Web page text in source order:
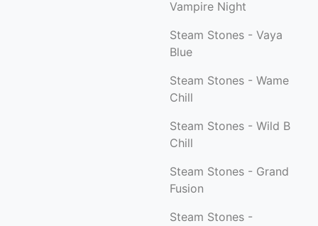
Vampire Night
Steam Stones - Vaya
Blue
Steam Stones - Wame
Chill
Steam Stones - Wild B
Chill
Steam Stones - Grand
Fusion
Steam Stones -